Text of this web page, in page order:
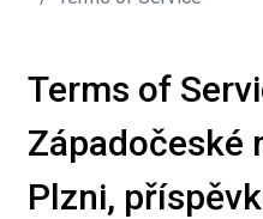
Terms of
Západočeské
Plzni,